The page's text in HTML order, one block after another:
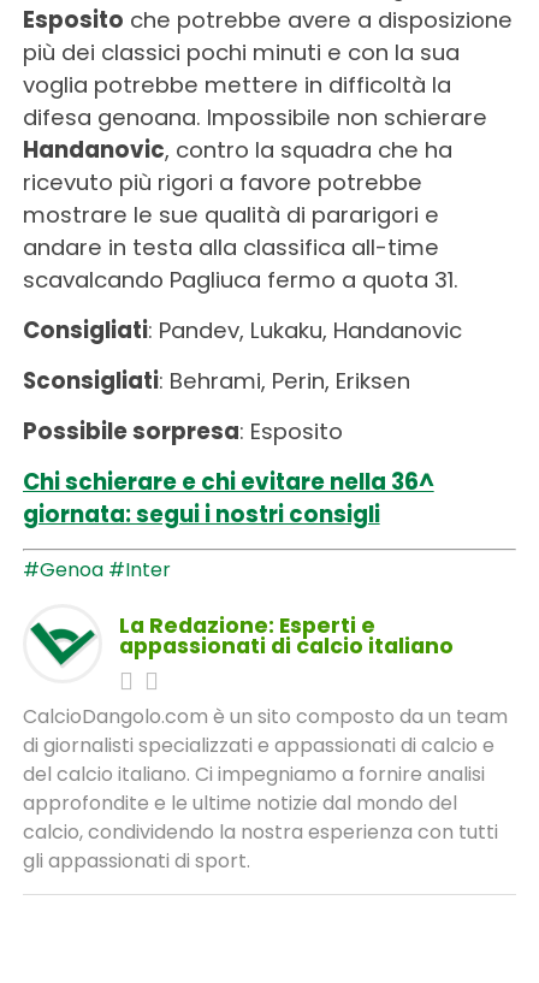
Esposito che potrebbe avere a disposizione
più dei classici pochi minuti e con la sua
voglia potrebbe mettere in difficoltà la
difesa genoana. Impossibile non schierare
Handanovic, contro la squadra che ha
ricevuto più rigori a favore potrebbe
mostrare le sue qualità di pararigori e
andare in testa alla classifica all-time
scavalcando Pagliuca fermo a quota 31.
Consigliati: Pandev, Lukaku, Handanovic
Sconsigliati: Behrami, Perin, Eriksen
Possibile sorpresa: Esposito
Chi schierare e chi evitare nella 36^
giornata: segui i nostri consigli
#Genoa #Inter
La Redazione: Esperti e
appassionati di calcio italiano
CalcioDangolo.com è un sito composto da un team
di giornalisti specializzati e appassionati di calcio e
del calcio italiano. Ci impegniamo a fornire analisi
approfondite e le ultime notizie dal mondo del
calcio, condividendo la nostra esperienza con tutti
gli appassionati di sport.